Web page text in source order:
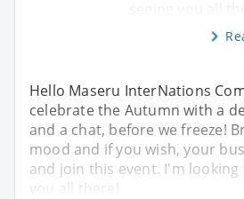
Hello Maseru InterNations
celebrate the Autumn with a
and a chat, before we freeze!
mood and if you wish, your
and join this event. I'm
you all there!